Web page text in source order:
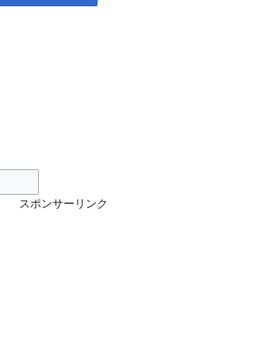
スポンサーリンク